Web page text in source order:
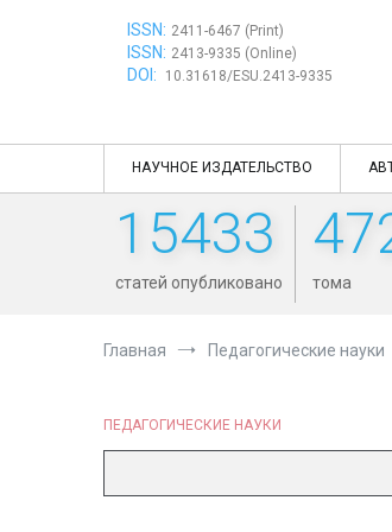
ISSN: 2411-6467 (Print)
ISSN: 2413-9335 (Online)
DOI: 10.31618/ESU.2413-9335
НАУЧНОЕ ИЗДАТЕЛЬСТВО
15433
статей опубликовано тома
Главная Педагогические науки
ПЕДАГОГИЧЕСКИЕ НАУКИ